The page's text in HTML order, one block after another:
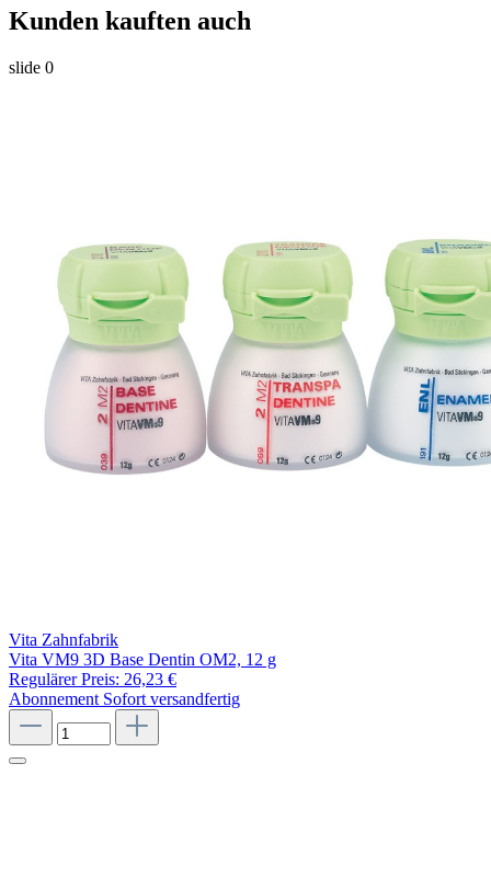
Kunden kauften auch
slide 0
Vita Zahnfabrik
Vita VM9 3D Base Dentin OM2, 12 g
Regulärer Preis: 26,23 €
Abonnement Sofort versandfertig